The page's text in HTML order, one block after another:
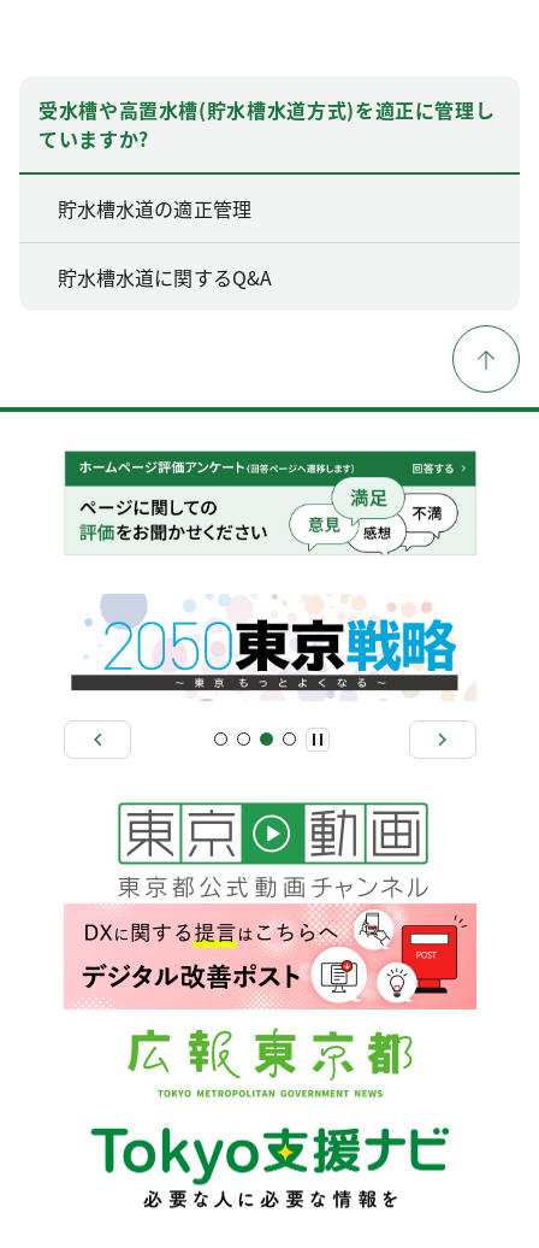
受水槽や高置水槽(貯水槽水道方式)を適正に管理し
ていますか?
貯水槽水道の適正管理
貯水槽水道に関するQ&A